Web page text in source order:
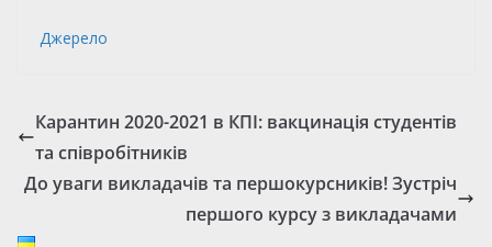
Джерело
Карантин 2020-2021 в КПІ: вакцинація студентів
та співробітників
До уваги викладачів та першокурсників! Зустріч
першого курсу з викладачами